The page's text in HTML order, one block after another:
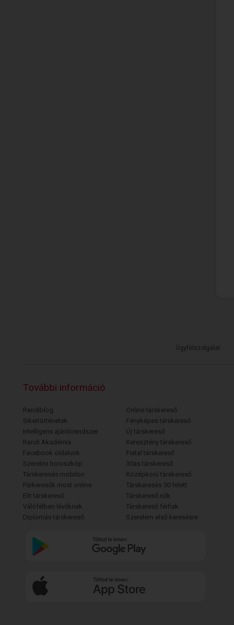
Ügyfélszolgálat
További információ
Randiblog
Sikertörténetek
Intelligens ajánlórendszer
Randi Akadémia
Facebook oldalunk
Szerelmi horoszkóp
Társkeresés mobilon
Párkeresők most online
Elit társkereső
Válófélben lévőknek
Diplomás társkereső
Online társkereső
Fényképes társkereső
Új társkereső
Keresztény társkereső
Fiatal társkereső
30as társkereső
Középkorú társkereső
Társkeresés 50 felett
Társkereső nők
Társkereső férfiak
Szerelem első keresésre